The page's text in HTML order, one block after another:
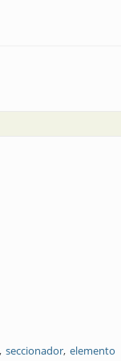
seccionador elemento